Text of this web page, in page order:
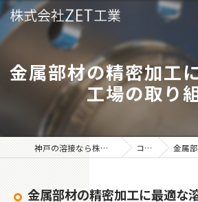
金属部材の精密加工
工場の取り
神戸の溶接なら株式会社ZET工業 コラム 金属部材
金属部材の精密加工に最適な